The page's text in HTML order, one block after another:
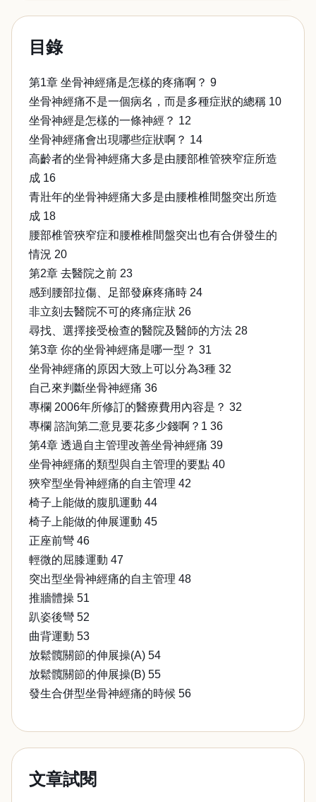
目錄
第1章 坐骨神經痛是怎樣的疼痛啊？ 9
坐骨神經痛不是一個病名，而是多種症狀的總稱 10
坐骨神經是怎樣的一條神經？ 12
坐骨神經痛會出現哪些症狀啊？ 14
高齡者的坐骨神經痛大多是由腰部椎管狹窄症所造
成 16
青壯年的坐骨神經痛大多是由腰椎椎間盤突出所造
成 18
腰部椎管狹窄症和腰椎椎間盤突出也有合併發生的
情況 20
第2章 去醫院之前 23
感到腰部拉傷、足部發麻疼痛時 24
非立刻去醫院不可的疼痛症狀 26
尋找、選擇接受檢查的醫院及醫師的方法 28
第3章 你的坐骨神經痛是哪一型？ 31
坐骨神經痛的原因大致上可以分為3種 32
自己來判斷坐骨神經痛 36
專欄 2006年所修訂的醫療費用內容是？ 32
專欄 諮詢第二意見要花多少錢啊？1 36
第4章 透過自主管理改善坐骨神經痛 39
坐骨神經痛的類型與自主管理的要點 40
狹窄型坐骨神經痛的自主管理 42
椅子上能做的腹肌運動 44
椅子上能做的伸展運動 45
正座前彎 46
輕微的屈膝運動 47
突出型坐骨神經痛的自主管理 48
推牆體操 51
趴姿後彎 52
曲背運動 53
放鬆髖關節的伸展操(A) 54
放鬆髖關節的伸展操(B) 55
發生合併型坐骨神經痛的時候 56
文章試閱